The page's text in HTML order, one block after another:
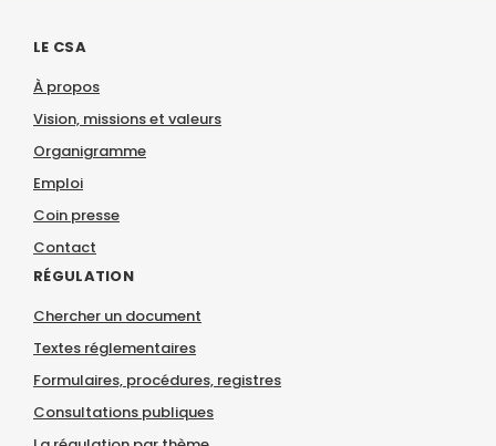
LE CSA
À propos
Vision, missions et valeurs
Organigramme
Emploi
Coin presse
Contact
RÉGULATION
Chercher un document
Textes réglementaires
Formulaires, procédures, registres
Consultations publiques